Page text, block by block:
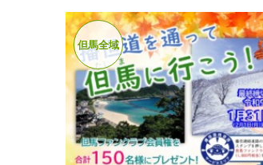
但馬全域